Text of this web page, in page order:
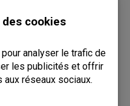
de ces zones, nous vous
frais de livraison après